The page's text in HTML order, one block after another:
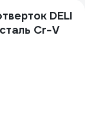
DELI
Cr-V